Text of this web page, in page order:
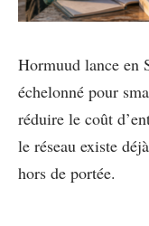
Hormuud lance en
échelonné pour
réduire le coût
le réseau existe
hors de portée.